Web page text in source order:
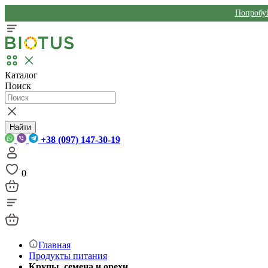
Каталог
Поиск
Найти
+38 (097) 147-30-19
0
Главная
Продукты питания